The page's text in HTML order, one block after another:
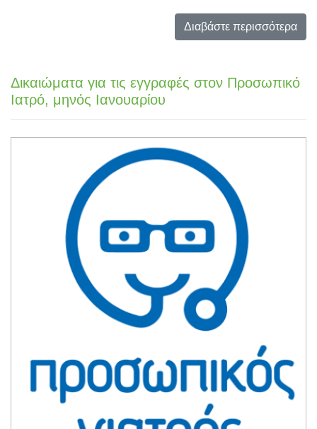
Διαβάστε περισσότερα
Δικαιώματα για τις εγγραφές στον Προσωπικό
Ιατρό, μηνός Ιανουαρίου